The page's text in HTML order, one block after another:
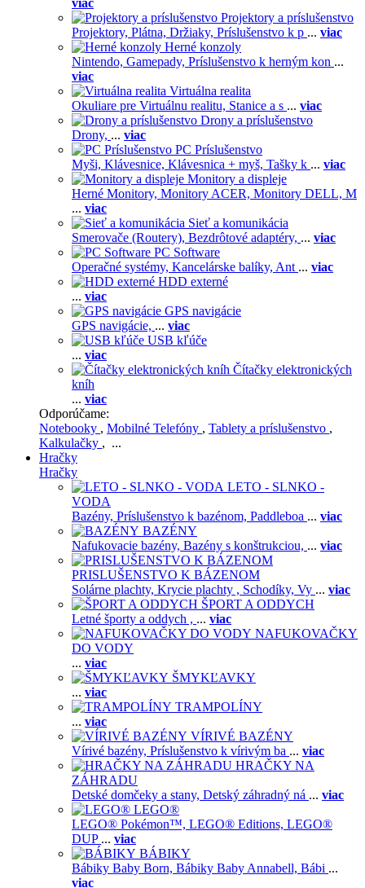
viac
Projektory a príslušenstvo
Projektory, Plátna, Držiaky, Príslušenstvo k p ... viac
Herné konzoly
Nintendo, Gamepady, Príslušenstvo k herným kon ...
viac
Virtuálna realita
Okuliare pre Virtuálnu realitu, Stanice a s ... viac
Drony a príslušenstvo
Drony, ... viac
PC Príslušenstvo
Myši, Klávesnice, Klávesnica + myš, Tašky k ... viac
Monitory a displeje
Herné Monitory, Monitory ACER, Monitory DELL, M
... viac
Sieť a komunikácia
Smerovače (Routery), Bezdrôtové adaptéry, ... viac
PC Software
Operačné systémy, Kancelárske balíky, Ant ... viac
HDD externé
... viac
GPS navigácie
GPS navigácie, ... viac
USB kľúče
... viac
Čítačky elektronických
kníh
... viac
Odporúčame:
Notebooky , Mobilné Telefóny , Tablety a príslušenstvo ,
Kalkulačky , ...
Hračky
Hračky
LETO - SLNKO -
VODA
Bazény, Príslušenstvo k bazénom, Paddleboa ... viac
BAZÉNY
Nafukovacie bazény, Bazény s konštrukciou, ... viac
PRISLUŠENSTVO K BÁZENOM
Solárne plachty, Krycie plachty , Schodíky, Vy ... viac
ŠPORT A ODDYCH
Letné športy a oddych , ... viac
NAFUKOVAČKY
DO VODY
... viac
ŠMYKĽAVKY
... viac
TRAMPOLÍNY
... viac
VÍRIVÉ BAZÉNY
Vírivé bazény, Príslušenstvo k vírivým ba ... viac
HRAČKY NA
ZÁHRADU
Detské domčeky a stany, Detský záhradný ná ... viac
LEGO®
LEGO® Pokémon™, LEGO® Editions, LEGO®
DUP ... viac
BÁBIKY
Bábiky Baby Born, Bábiky Baby Annabell, Bábi ...
viac